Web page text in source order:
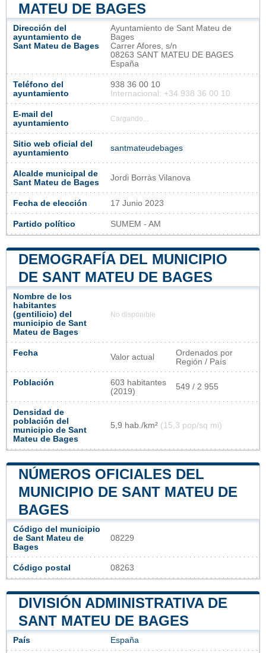
MATEU DE BAGES
Dirección del
ayuntamiento de
Sant Mateu de Bages
Ayuntamiento de Sant Mateu de
Bages
Carrer Afores, s/n
08263 SANT MATEU DE BAGES
España
Teléfono del
ayuntamiento
938 36 00 10
Internacional: +34 938 36 00 10
E-mail del
ayuntamiento
Cargando...
Sitio web oficial del
ayuntamiento
santmateudebages
Alcalde municipal de
Sant Mateu de Bages
Jordi Borràs Vilanova
Fecha de elección 17 Junio 2023
Partido político SUMEM - AM
DEMOGRAFÍA DEL MUNICIPIO
DE SANT MATEU DE BAGES
Nombre de los
habitantes
(gentilicio) del
municipio de Sant
Mateu de Bages
No disponible
Fecha Valor actual
Ordenados por
Región / País
Población
603 habitantes
(2019)
549 / 2 955
Densidad de
población del
municipio de Sant
Mateu de Bages
5,9 hab./km² (15,3 pop/sq mi)
NÚMEROS OFICIALES DEL
MUNICIPIO DE SANT MATEU DE
BAGES
Código del municipio
de Sant Mateu de
Bages
08229
Código postal 08263
DIVISIÓN ADMINISTRATIVA DE
SANT MATEU DE BAGES
País España